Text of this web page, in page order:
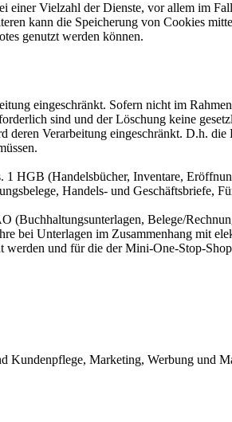
Vielzahl der Dienste, vor allem im
kann die Speicherung von Cookies
genutzt werden können.
eingeschränkt. Sofern nicht im
sind und der Löschung keine
Verarbeitung eingeschränkt. D.h.
HGB (Handelsbücher, Inventare,
Handels- und Geschäftsbriefe,
Belege/
bei Unterlagen im Zusammenhang mit
und für die der Mini-One-Stop-
Kundenpflege, Marketing, Werbung und